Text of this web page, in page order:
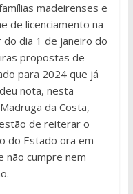
madeirenses e
de licenciamento na
do dia 1 de janeiro do
propostas de
para 2024 que já
nota, nesta
da Costa,
de reiterar o
do Estado ora em
não cumpre nem